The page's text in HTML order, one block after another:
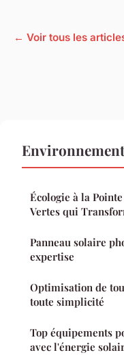
← Voir tous les
Écologie à la
Vertes qui
Panneau solaire
expertise
Optimisation de
toute simplicité
Top équipements
avec l'énergie